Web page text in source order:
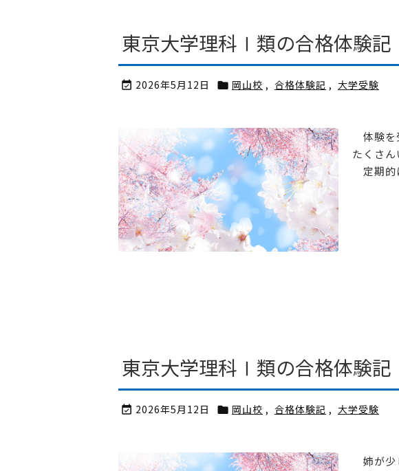
東京大学理科Ⅰ類の合格体験記
 2026年5月12日  岡山校 , 合格体験記 , 大学受験
体験を
たくさ
定期的
東京大学理科Ⅰ類の合格体験記
 2026年5月12日  岡山校 , 合格体験記 , 大学受験
姉が少